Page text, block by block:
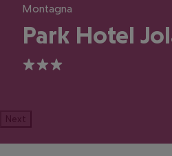
Montagna
Park Hotel
3
Next